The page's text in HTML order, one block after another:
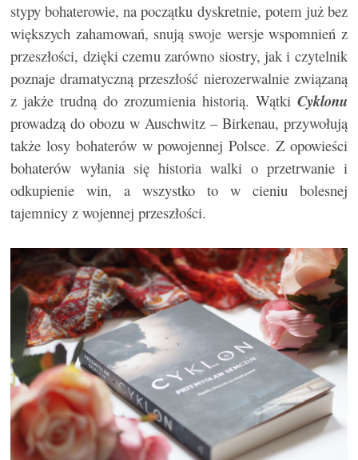
stypy bohaterowie, na początku dyskretnie, potem już bez
większych zahamowań, snują swoje wersje wspomnień z
przeszłości, dzięki czemu zarówno siostry, jak i czytelnik
poznaje dramatyczną przeszłość nierozerwalnie związaną
z jakże trudną do zrozumienia historią. Wątki Cyklonu
prowadzą do obozu w Auschwitz – Birkenau, przywołują
także losy bohaterów w powojennej Polsce. Z opowieści
bohaterów wyłania się historia walki o przetrwanie i
odkupienie win, a wszystko to w cieniu bolesnej
tajemnicy z wojennej przeszłości.